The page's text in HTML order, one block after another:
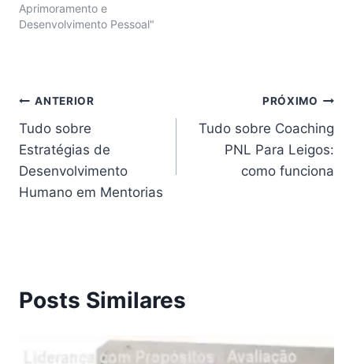
Aprimoramento e
Desenvolvimento Pessoal"
Navegação
de
Post
ANTERIOR
Tudo sobre
Estratégias de
Desenvolvimento
Humano em Mentorias
PRÓXIMO
Tudo sobre Coaching
PNL Para Leigos:
como funciona
Posts Similares